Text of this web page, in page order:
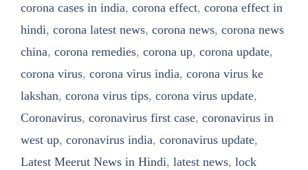
corona cases in india, corona effect, corona effect in
hindi, corona latest news, corona news, corona news
china, corona remedies, corona up, corona update,
corona virus, corona virus india, corona virus ke
lakshan, corona virus tips, corona virus update,
Coronavirus, coronavirus first case, coronavirus in
west up, coronavirus india, coronavirus update,
Latest Meerut News in Hindi, latest news, lock